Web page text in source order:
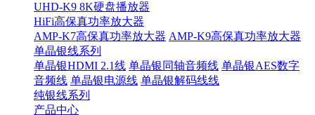
UHD-K9 8K硬盘播放器
HiFi高保真功率放大器
AMP-K7高保真功率放大器 AMP-K9高保真功率放大器
单晶银线系列
单晶银HDMI 2.1线 单晶银同轴音频线 单晶银AES数字
音频线 单晶银电源线 单晶银解码线线
纯银线系列
产品中心